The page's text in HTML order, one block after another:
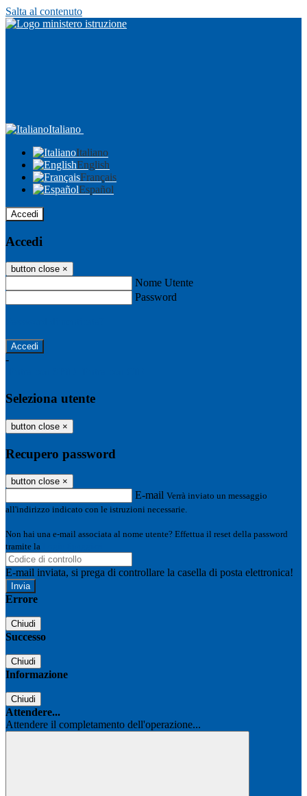
Salta al contenuto
Italiano
Italiano
English
Français
Español
Accedi
Accedi
button close ×
Nome Utente
Password
-
Seleziona utente
button close ×
Recupero password
button close ×
E-mail Verrà inviato un messaggio
all'indirizzo indicato con le istruzioni necessarie.
Non hai una e-mail associata al nome utente? Effettua il reset della password
tramite la
E-mail inviata, si prega di controllare la casella di posta elettronica!
Errore
Chiudi
Successo
Chiudi
Informazione
Chiudi
Attendere...
Attendere il completamento dell'operazione...